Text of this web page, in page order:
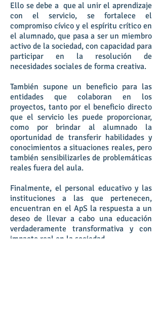
Ello se debe a que al unir el aprendizaje
con el servicio, se fortalece el
compromiso cívico y el espíritu crítico en
el alumnado, que pasa a ser un miembro
activo de la sociedad, con capacidad para
participar en la resolución de
necesidades sociales de forma creativa.
También supone un beneficio para las
entidades que colaboran en los
proyectos, tanto por el beneficio directo
que el servicio les puede proporcionar,
como por brindar al alumnado la
oportunidad de transferir habilidades y
conocimientos a situaciones reales, pero
también sensibilizarles de problemáticas
reales fuera del aula.
Finalmente, el personal educativo y las
instituciones a las que pertenecen,
encuentran en el ApS la respuesta a un
deseo de llevar a cabo una educación
verdaderamente transformativa y con
impacto real en la sociedad.